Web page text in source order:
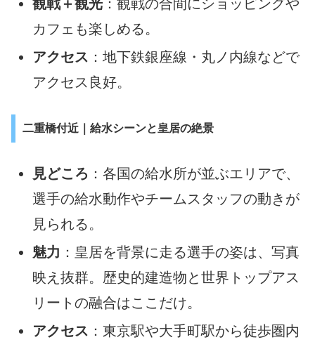
観戦＋観光 ：観戦の合間にショッピングや
カフェも楽しめる。
アクセス ：地下鉄銀座線・丸ノ内線などで
アクセス良好。
二重橋付近｜給水シーンと皇居の絶景
見どころ ：各国の給水所が並ぶエリアで、
選手の給水動作やチームスタッフの動きが
見られる。
魅力 ：皇居を背景に走る選手の姿は、写真
映え抜群。歴史的建造物と世界トップアス
リートの融合はここだけ。
アクセス ：東京駅や大手町駅から徒歩圏内